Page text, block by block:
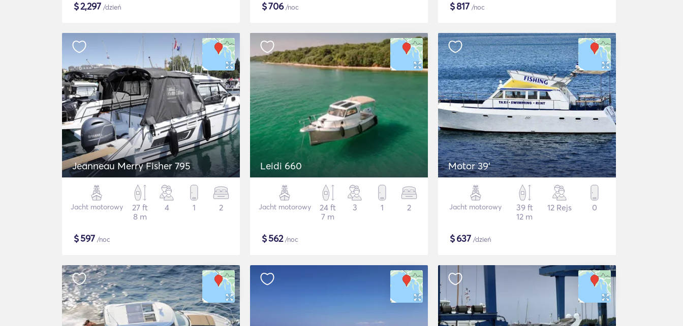
$2,297 /dzień $706/noc $817 /noc
Jeanneau Merry Fisher 795
Jacht motorowy
27 ft
8 m
4 1 2
$597 /noc
Leidi 660
Jacht motorowy
24 ft
7 m
3 1 2
$562/noc
Motor 39'
Jacht motorowy
39 ft
12 m
12 Rejs 0
$637 /dzień